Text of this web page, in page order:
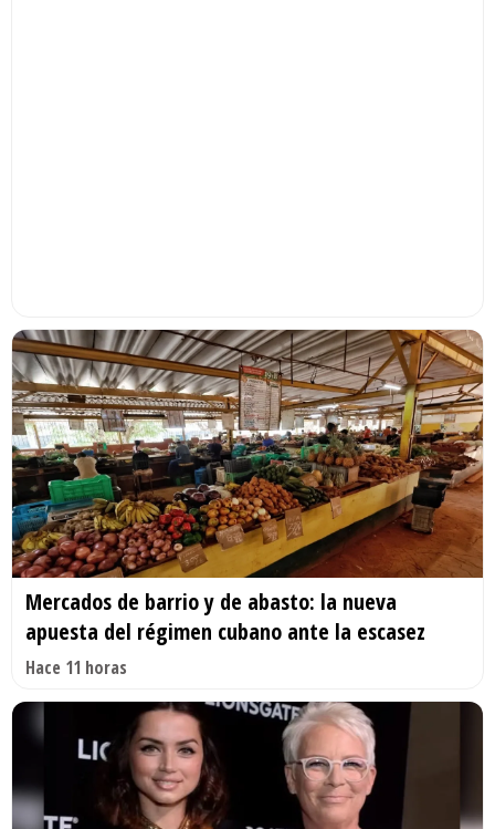
Mercados de barrio y de abasto: la nueva
apuesta del régimen cubano ante la escasez
Hace 11 horas